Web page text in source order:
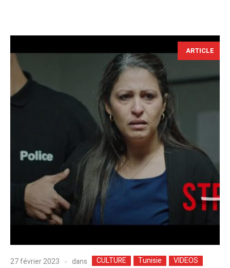
ARTICLE
27 février 2023 dans CULTURE Tunisie VIDEOS